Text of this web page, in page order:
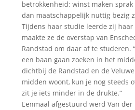
betrokkenheid: winst maken
dan maatschappelijk nuttig bezig
Tijdens haar studie leerde zij haar
maakte ze de overstap van
Randstad om daar af te studeren.
een baan gaan zoeken in het
dichtbij de Randstad en de
midden woont, kun je nog steeds
zit je iets minder in de drukte.”
Eenmaal afgestuurd werd Van der